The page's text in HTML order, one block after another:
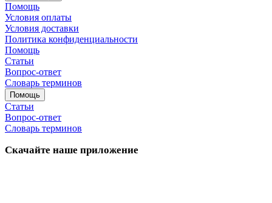
Помощь
Условия оплаты
Условия доставки
Политика конфиденциальности
Помощь
Статьи
Вопрос-ответ
Словарь терминов
Помощь
Статьи
Вопрос-ответ
Словарь терминов
Скачайте наше приложение